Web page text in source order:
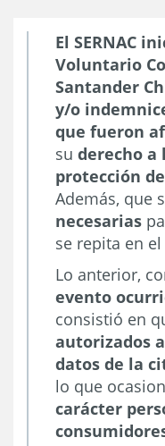
El SERNAC
Voluntario
Santander
y/o
que fueron
su derecho a
protección
Además, que
necesarias
se repita en
Lo anterior,
evento
consistió en
autorizados
datos de la
lo que
carácter